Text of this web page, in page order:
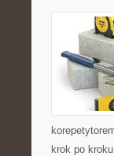
krok po